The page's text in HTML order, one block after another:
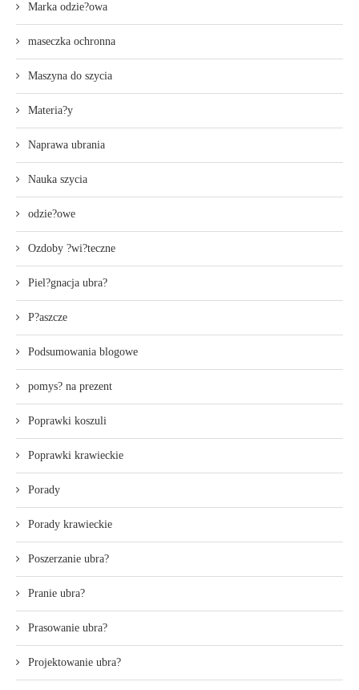
Marka odzie?owa
maseczka ochronna
Maszyna do szycia
Materia?y
Naprawa ubrania
Nauka szycia
odzie?owe
Ozdoby ?wi?teczne
Piel?gnacja ubra?
P?aszcze
Podsumowania blogowe
pomys? na prezent
Poprawki koszuli
Poprawki krawieckie
Porady
Porady krawieckie
Poszerzanie ubra?
Pranie ubra?
Prasowanie ubra?
Projektowanie ubra?